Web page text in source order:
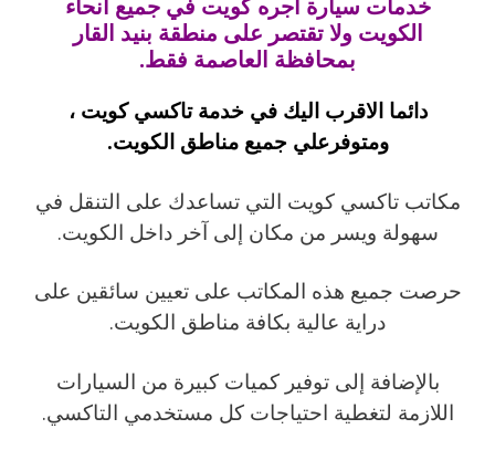
خدمات سيارة اجره كويت في جميع أنحاء
الكويت ولا تقتصر على منطقة بنيد القار
بمحافظة العاصمة فقط.
دائما الاقرب اليك في خدمة تاكسي كويت ،
ومتوفرعلي جميع مناطق الكويت.
مكاتب تاكسي كويت التي تساعدك على التنقل في
سهولة ويسر من مكان إلى آخر داخل الكويت.
حرصت جميع هذه المكاتب على تعيين سائقين على
دراية عالية بكافة مناطق الكويت.
بالإضافة إلى توفير كميات كبيرة من السيارات
اللازمة لتغطية احتياجات كل مستخدمي التاكسي.